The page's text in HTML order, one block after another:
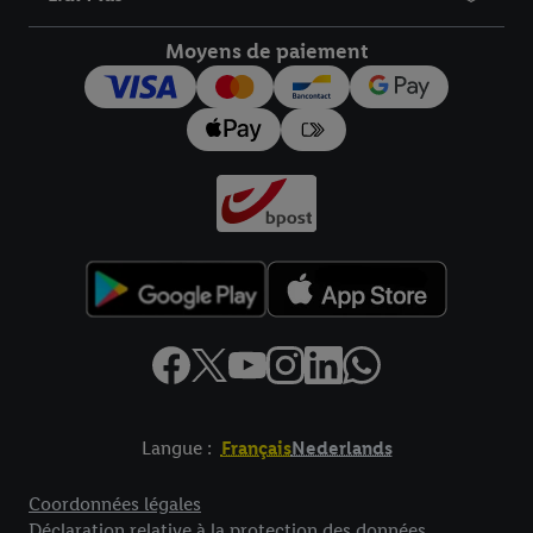
Moyens de paiement
Langue : FrançaisNederlands
Coordonnées légales
droit de révoquer votre consentement à tout moment avec effet
pour l’avenir dans notre
déclaration relative à la protection des
données.Vous trouverez les impressions ici.